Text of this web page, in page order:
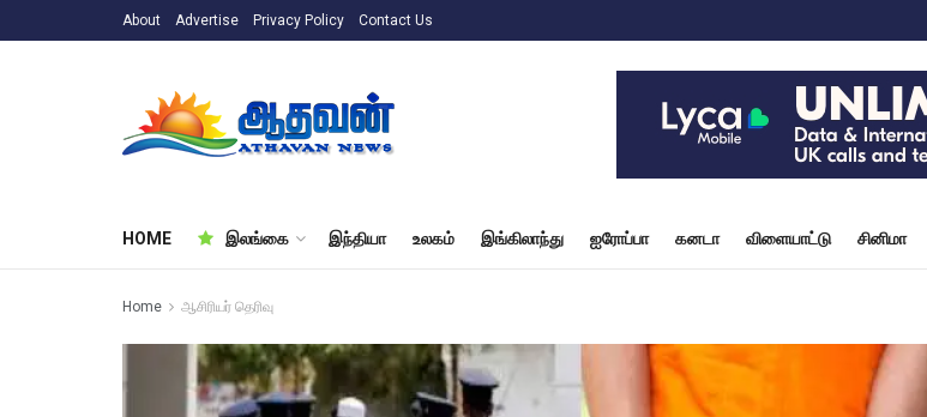
About Advertise Privacy Policy Contact Us
HOME இலங்கை இந்தியா உலகம் இங்கிலாந்து ஐரோப்பா கனடா விளையாட்டு சினிமா
Home ஆசிரியர் தெரிவு